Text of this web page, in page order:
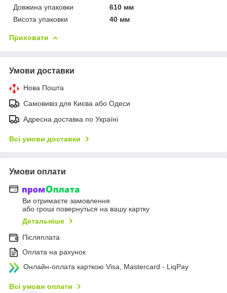
Довжина упаковки
610 мм
Висота упаковки
40 мм
Приховати
Умови доставки
Нова Пошта
Самовивіз для Києва або Одеси
Адресна доставка по Україні
Всі умови доставки
Умови оплати
Ви отримаєте замовлення
або гроші повернуться на вашу картку
Детальніше
Післяплата
Оплата на рахунок
Онлайн-оплата карткою Visa, Mastercard - LiqPay
Всі умови оплати